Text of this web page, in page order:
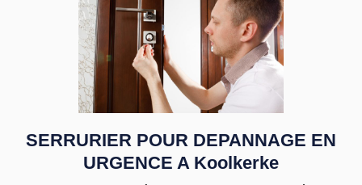
SERRURIER POUR DEPANNAGE EN
URGENCE A Koolkerke